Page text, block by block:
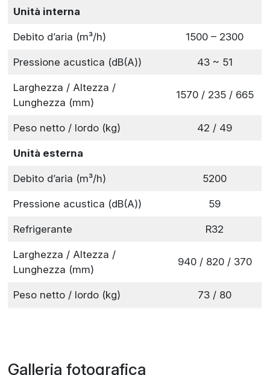
Unità interna
Debito d’aria (m³/h) 1500 – 2300
Pressione acustica (dB(A)) 43 ~ 51
Larghezza / Altezza /
Lunghezza (mm)
1570 / 235 / 665
Peso netto / lordo (kg) 42 / 49
Unità esterna
Debito d’aria (m³/h) 5200
Pressione acustica (dB(A)) 59
Refrigerante R32
Larghezza / Altezza /
Lunghezza (mm)
940 / 820 / 370
Peso netto / lordo (kg) 73 / 80
Galleria fotografica